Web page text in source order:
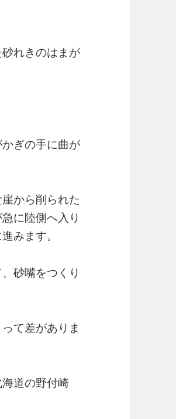
れきのはまが
ぎの手に曲が
から削られた
に陸側へ入り
みます。
砂嘴をつくり
て差がありま
道の野付崎